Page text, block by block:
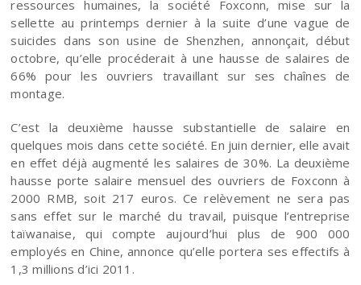
ressources humaines, la société Foxconn, mise sur la
sellette au printemps dernier à la suite d’une vague de
suicides dans son usine de Shenzhen, annonçait, début
octobre, qu’elle procéderait à une hausse de salaires de
66% pour les ouvriers travaillant sur ses chaînes de
montage.
C’est la deuxième hausse substantielle de salaire en
quelques mois dans cette société. En juin dernier, elle avait
en effet déjà augmenté les salaires de 30%. La deuxième
hausse porte salaire mensuel des ouvriers de Foxconn à
2000 RMB, soit 217 euros. Ce relèvement ne sera pas
sans effet sur le marché du travail, puisque l’entreprise
taïwanaise, qui compte aujourd’hui plus de 900 000
employés en Chine, annonce qu’elle portera ses effectifs à
1,3 millions d’ici 2011.